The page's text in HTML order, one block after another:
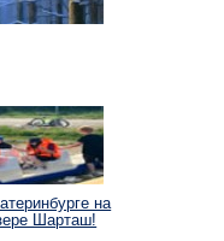
на
Шарташ!